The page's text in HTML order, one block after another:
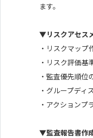
ます。
▼リスクアセス
・リスクマップ
・リスク評価基
・監査優先順位
・グループディ
・アクションプ
▼監査報告書作